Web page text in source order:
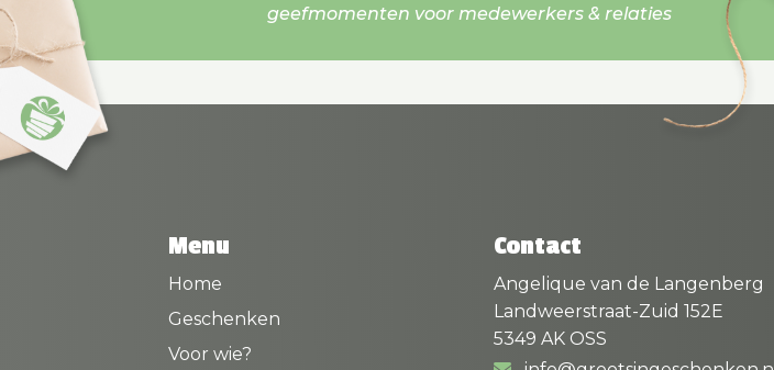
geefmomenten voor medewerkers & relaties
Menu
Home
Geschenken
Voor wie?
Contact
Angelique van de Langenberg
Landweerstraat-Zuid 152E
5349 AK OSS